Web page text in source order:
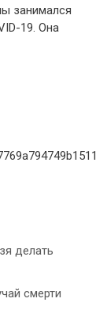
занимался
19. Она
делать
смерти